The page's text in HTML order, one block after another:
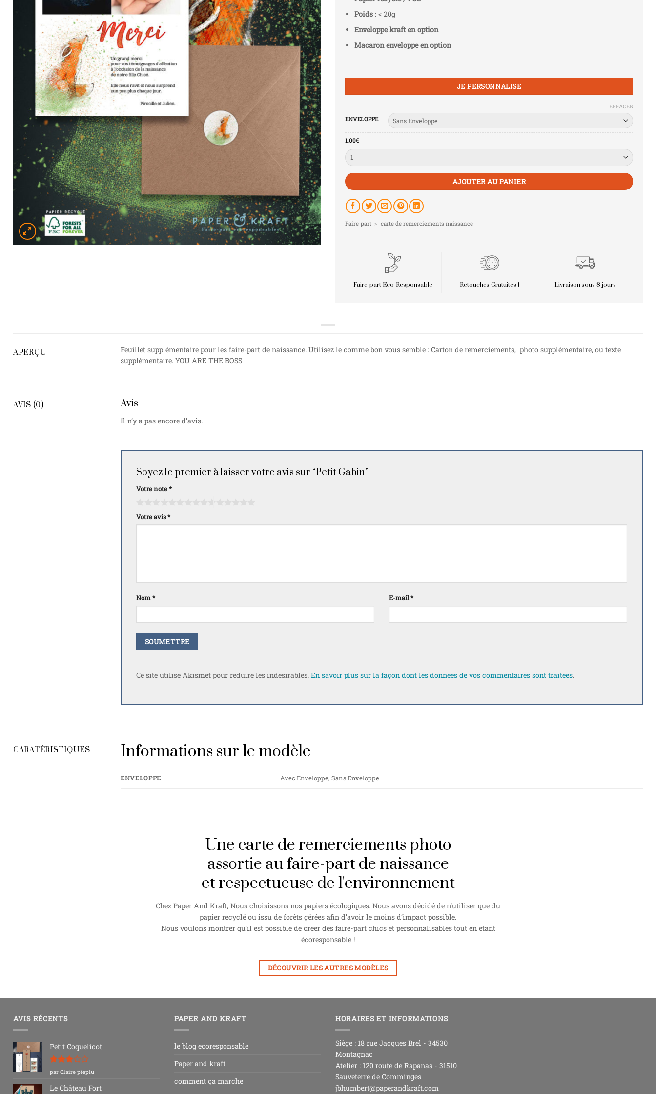
Poids :< 20g
Enveloppe kraft en option
Macaron enveloppe en option
JE PERSONNALISE
ENVELOPPE
EFFACER
1.00€
Quantité
AJOUTER AU PANIER
Faire-part > carte de remerciements naissance
Faire-part Eco-Responsable Retouches Gratuites ! Livraison sous 8 jours
APERÇU
Feuillet supplémentaire pour les faire-part de naissance. Utilisez le comme bon vous semble : Carton de remerciements, photo supplémentaire, ou texte
supplémentaire. YOU ARE THE BOSS
AVIS (0) Avis
Il n’y a pas encore d’avis.
Soyez le premier à laisser votre avis sur “Petit Gabin”
Votre note*
Votre avis*
Nom* E-mail*
Ce site utilise Akismet pour réduire les indésirables. En savoir plus sur la façon dont les données de vos commentaires sont traitées.
CARATÉRISTIQUES Informations sur le modèle
ENVELOPPE Avec Enveloppe, Sans Enveloppe
Une carte de remerciements photo
assortie au faire-part de naissance
et respectueuse de l'environnement
Chez Paper And Kraft, Nous choisissons nos papiers écologiques. Nous avons décidé de n’utiliser que du
papier recyclé ou issu de forêts gérées afin d’avoir le moins d’impact possible.
Nous voulons montrer qu’il est possible de créer des faire-part chics et personnalisables tout en étant
écoresponsable !
DÉCOUVRIR LES AUTRES MODÈLES
AVIS RÉCENTS
Petit Coquelicot
Note3
par Claire pieplu
Le Château Fort
PAPER AND KRAFT
le blog ecoresponsable
Paper and kraft
comment ça marche
HORAIRES ET INFORMATIONS
Siège : 18 rue Jacques Brel - 34530
Montagnac
Atelier : 120 route de Rapanas - 31510
Sauveterre de Comminges
jbhumbert@paperandkraft.com